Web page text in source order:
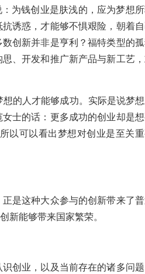
为钱创业是肤浅的，应为梦想
诱惑，才能够不惧艰险，朝着
创新并非是亨利？福特类型的
、开发和推广新产品与新工艺
的人才能够成功。实际是说梦
士的话：更多成功的创业却是
以可以看出梦想对创业是至关
是这种大众参与的创新带来了
新能够带来国家繁荣。
创业，以及当前存在的诸多问题